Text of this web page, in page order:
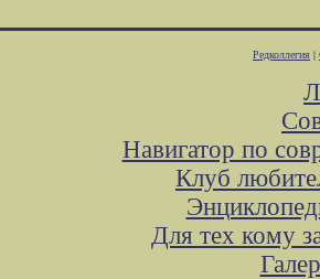
Редколлегия |
Навигатор по
Клуб
Для тех кому